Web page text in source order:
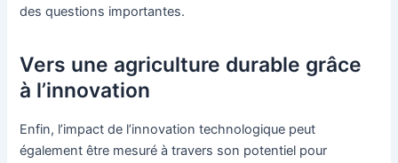
des questions importantes.
Vers une agriculture durable grâce
à l’innovation
Enfin, l’impact de l’innovation technologique peut
également être mesuré à travers son potentiel pour